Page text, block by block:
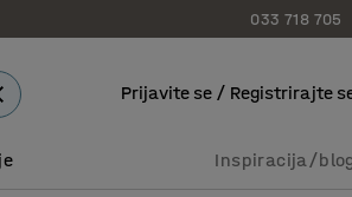
033 718 705
Prijavite se / Registrirajte
Inspiracija/